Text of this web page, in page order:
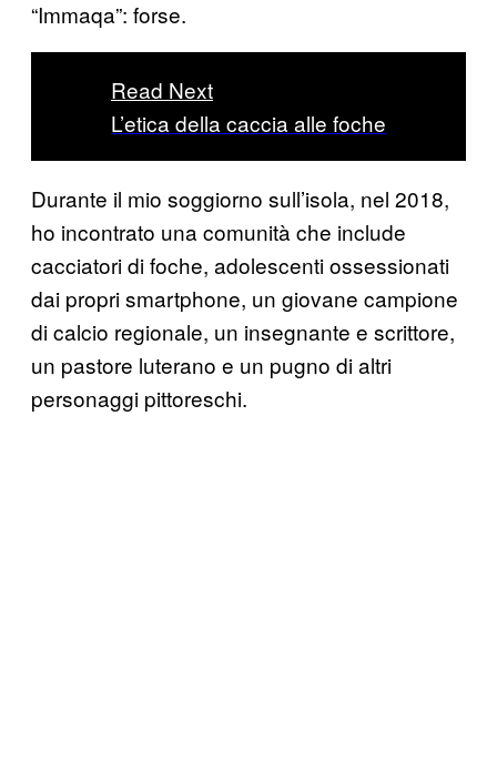
“Immaqa”: forse.
Read Next
L’etica della caccia alle foche
Durante il mio soggiorno sull’isola, nel 2018,
ho incontrato una comunità che include
cacciatori di foche, adolescenti ossessionati
dai propri smartphone, un giovane campione
di calcio regionale, un insegnante e scrittore,
un pastore luterano e un pugno di altri
personaggi pittoreschi.